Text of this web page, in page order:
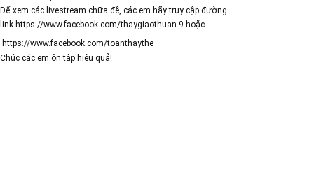
Để xem các livestream chữa đề, các em hãy truy cập đường
link https://www.facebook.com/thaygiaothuan.9 hoặc
https://www.facebook.com/toanthaythe
Chúc các em ôn tập hiệu quả!